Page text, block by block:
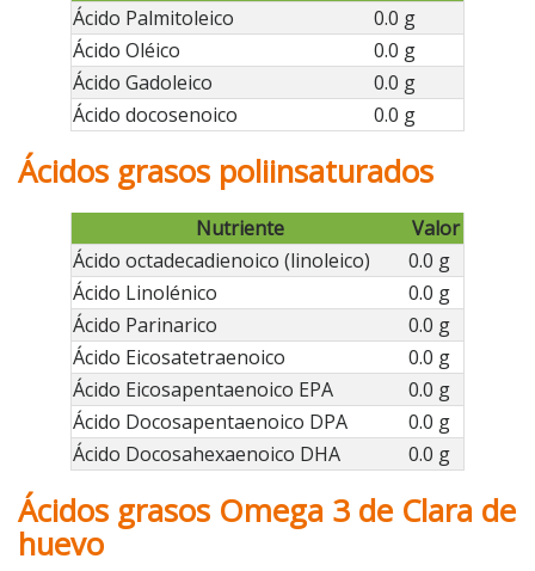
Ácido Palmitoleico
0.0 g
Ácido Oléico
0.0 g
Ácido Gadoleico
0.0 g
Ácido docosenoico
0.0 g
Ácidos grasos poliinsaturados
Nutriente
Valor
Ácido octadecadienoico (linoleico)
0.0 g
Ácido Linolénico
0.0 g
Ácido Parinarico
0.0 g
Ácido Eicosatetraenoico
0.0 g
Ácido Eicosapentaenoico EPA
0.0 g
Ácido Docosapentaenoico DPA
0.0 g
Ácido Docosahexaenoico DHA
0.0 g
Ácidos grasos Omega 3 de Clara de
huevo